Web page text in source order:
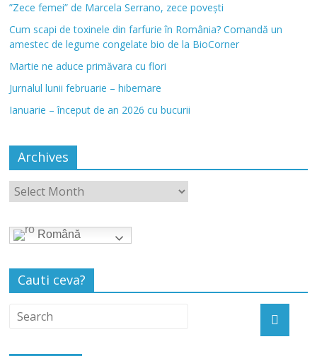
”Zece femei” de Marcela Serrano, zece povești
Cum scapi de toxinele din farfurie în România? Comandă un
amestec de legume congelate bio de la BioCorner
Martie ne aduce primăvara cu flori
Jurnalul lunii februarie – hibernare
Ianuarie – început de an 2026 cu bucurii
Archives
Română
Cauti ceva?